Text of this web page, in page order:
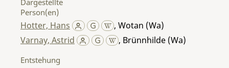
Person(en)
Hotter, Hans , Wotan (Wa)
Varnay, Astrid
, Brünnhilde (Wa)
Entstehung